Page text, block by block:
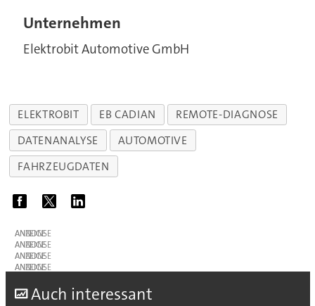
Unternehmen
Elektrobit Automotive GmbH
ELEKTROBIT EB CADIAN
REMOTE-DIAGNOSE
DATENANALYSE
AUTOMOTIVE
FAHRZEUGDATEN
ANZEIGE
ANZEIGE
ANZEIGE
ANZEIGE
Auch interessant